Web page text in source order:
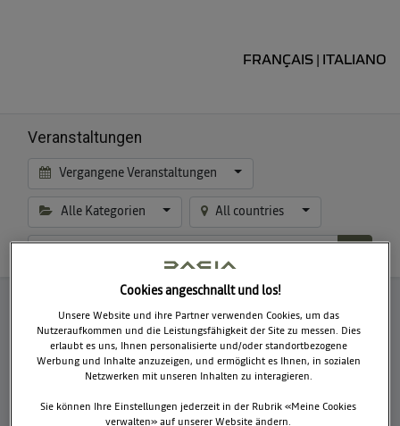
FRANÇAIS ITALIANO
Veranstaltungen
Vergangene Veranstaltungen
Alle Kategorien All countries
No events found.
Cookies angeschnallt und los!
Unsere Website und ihre Partner verwenden Cookies, um das
Nutzeraufkommen und die Leistungsfähigkeit der Site zu messen. Dies
erlaubt es uns, Ihnen personalisierte und/oder standortbezogene
Werbung und Inhalte anzuzeigen, und ermöglicht es Ihnen, in sozialen
Netzwerken mit unseren Inhalten zu interagieren.
Sie können Ihre Einstellungen jederzeit in der Rubrik «Meine Cookies
verwalten» auf unserer Website ändern.